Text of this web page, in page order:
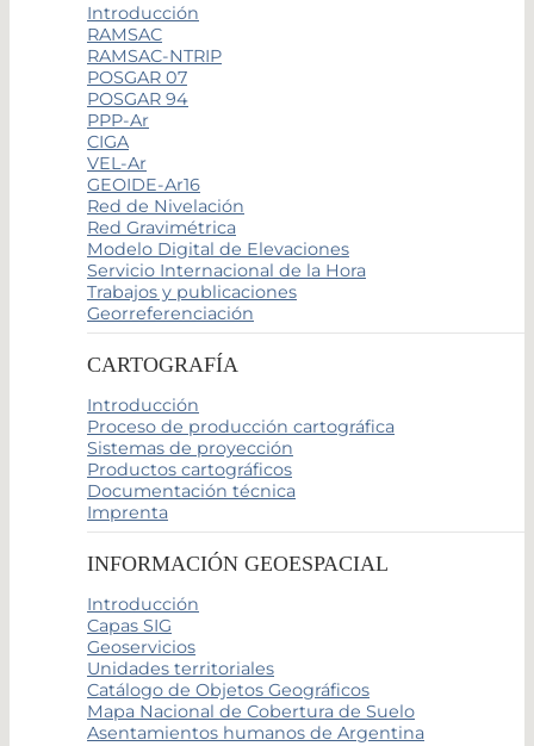
Introducción
RAMSAC
RAMSAC-NTRIP
POSGAR 07
POSGAR 94
PPP-Ar
CIGA
VEL-Ar
GEOIDE-Ar16
Red de Nivelación
Red Gravimétrica
Modelo Digital de Elevaciones
Servicio Internacional de la Hora
Trabajos y publicaciones
Georreferenciación
CARTOGRAFÍA
Introducción
Proceso de producción cartográfica
Sistemas de proyección
Productos cartográficos
Documentación técnica
Imprenta
INFORMACIÓN GEOESPACIAL
Introducción
Capas SIG
Geoservicios
Unidades territoriales
Catálogo de Objetos Geográficos
Mapa Nacional de Cobertura de Suelo
Asentamientos humanos de Argentina